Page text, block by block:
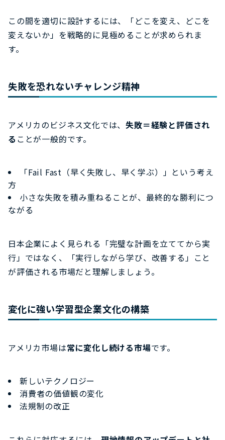
この間を適切に設計するには、「どこを変え、どこを
変えないか」を戦略的に見極めることが求められま
す。
失敗を恐れないチャレンジ精神
アメリカのビジネス文化では、失敗＝経験と評価され
る ことが一般的です。
「Fail Fast（早く失敗し、早く学ぶ）」という考え
方
小さな失敗を積み重ねることが、最終的な勝利につ
ながる
日本企業によく見られる「完璧な計画を立ててから実
行」ではなく、「実行しながら学び、改善する」こと
が評価される市場だと理解しましょう。
変化に強い学習型企業文化の構築
アメリカ市場は常に変化し続ける市場です。
新しいテクノロジー
消費者の価値観の変化
法規制の改正